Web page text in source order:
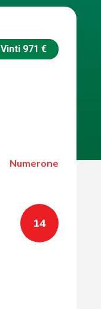
Vinti 971 €
Numerone
14